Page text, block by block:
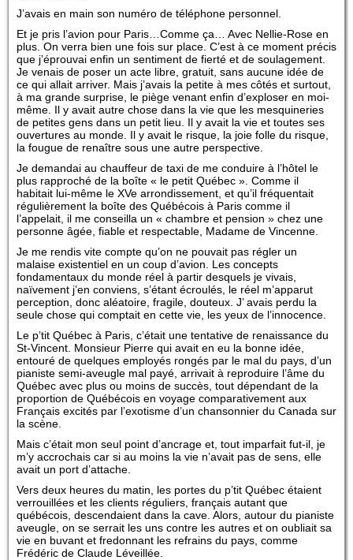
J’avais en main son numéro de téléphone personnel.
Et je pris l’avion pour Paris…Comme ça… Avec Nellie-Rose en
plus. On verra bien une fois sur place. C’est à ce moment précis
que j’éprouvai enfin un sentiment de fierté et de soulagement.
Je venais de poser un acte libre, gratuit, sans aucune idée de
ce qui allait arriver. Mais j’avais la petite à mes côtés et surtout,
à ma grande surprise, le piège venant enfin d’exploser en moi-
même. Il y avait autre chose dans la vie que les mesquineries
de petites gens dans un petit lieu. Il y avait la vie et toutes ses
ouvertures au monde. Il y avait le risque, la joie folle du risque,
la fougue de renaître sous une autre perspective.
Je demandai au chauffeur de taxi de me conduire à l’hôtel le
plus rapproché de la boîte « le petit Québec ». Comme il
habitait lui-même le XVe arrondissement, et qu’il fréquentait
régulièrement la boîte des Québécois à Paris comme il
l’appelait, il me conseilla un « chambre et pension » chez une
personne âgée, fiable et respectable, Madame de Vincenne.
Je me rendis vite compte qu’on ne pouvait pas régler un
malaise existentiel en un coup d’avion. Les concepts
fondamentaux du monde réel à partir desquels je vivais,
naïvement j’en conviens, s’étant écroulés, le réel m’apparut
perception, donc aléatoire, fragile, douteux. J’ avais perdu la
seule chose qui comptait en cette vie, les yeux de l’innocence.
Le p’tit Québec à Paris, c’était une tentative de renaissance du
St-Vincent. Monsieur Pierre qui avait en eu la bonne idée,
entouré de quelques employés rongés par le mal du pays, d’un
pianiste semi-aveugle mal payé, arrivait à reproduire l’âme du
Québec avec plus ou moins de succès, tout dépendant de la
proportion de Québécois en voyage comparativement aux
Français excités par l’exotisme d’un chansonnier du Canada sur
la scène.
Mais c’était mon seul point d’ancrage et, tout imparfait fut-il, je
m’y accrochais car si au moins la vie n’avait pas de sens, elle
avait un port d’attache.
Vers deux heures du matin, les portes du p’tit Québec étaient
verrouillées et les clients réguliers, français autant que
québécois, descendaient dans la cave. Alors, autour du pianiste
aveugle, on se serrait les uns contre les autres et on oubliait sa
vie en buvant et fredonnant les refrains du pays, comme
Frédéric de Claude Léveillée.